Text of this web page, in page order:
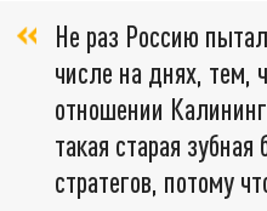
Не раз Россию
числе на днях,
отношении
такая старая зубная
стратегов, потому